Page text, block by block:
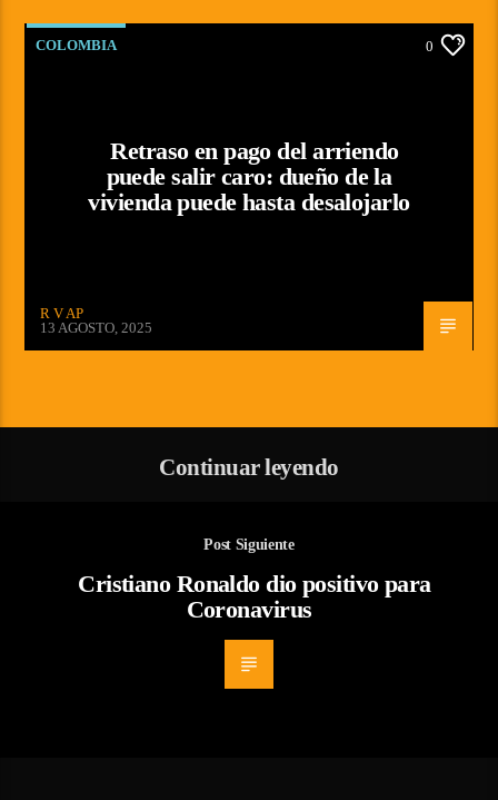
COLOMBIA 0
Retraso en pago del arriendo
puede salir caro: dueño de la
vivienda puede hasta desalojarlo
R V AP
13 AGOSTO, 2025
Continuar leyendo
Post Siguiente
Cristiano Ronaldo dio positivo para
Coronavirus